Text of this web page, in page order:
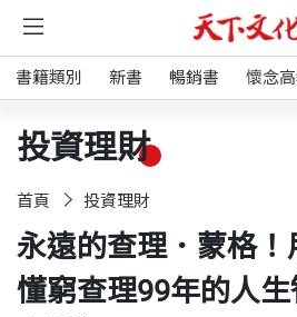
書籍類別 新書 暢銷書 懷念
投資理財
首頁 投資理財
永遠的查理．蒙格
懂窮查理99年的人